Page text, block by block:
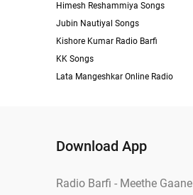
Himesh Reshammiya Songs
Jubin Nautiyal Songs
Kishore Kumar Radio Barfi
KK Songs
Lata Mangeshkar Online Radio
Download App
Radio Barfi - Meethe Gaane